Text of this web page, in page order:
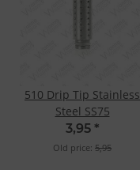
510 Drip Tip Stainless
Steel SS75
3,95 *
Old price: 5,95